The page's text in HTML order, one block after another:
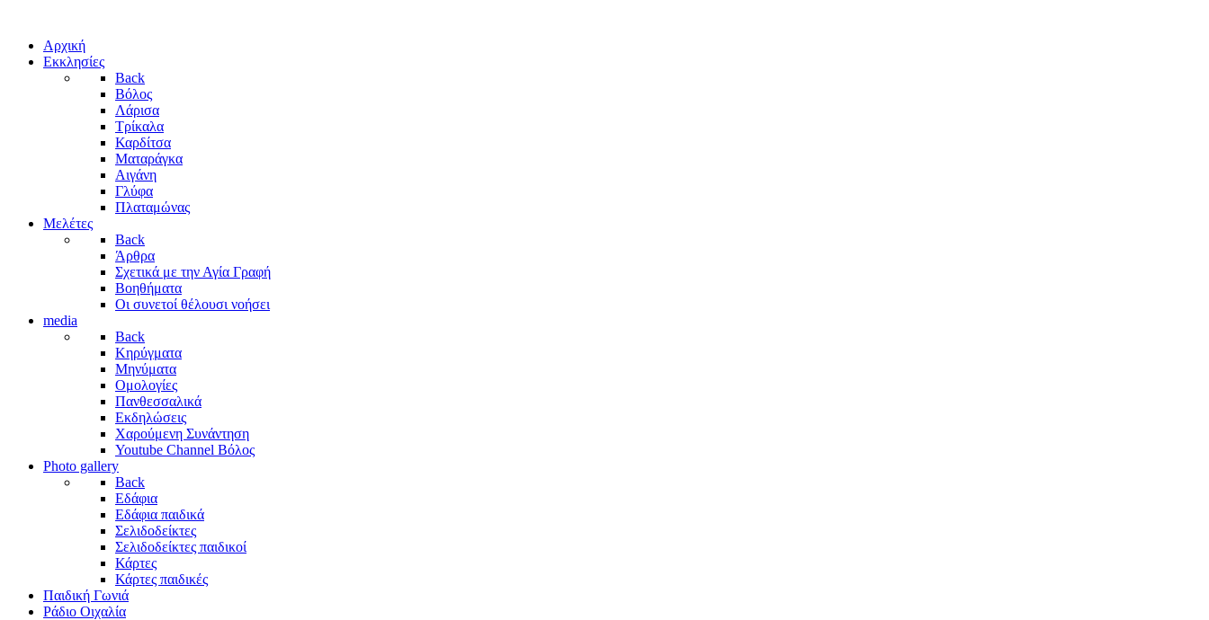
Αρχική
Εκκλησίες
Back
Βόλος
Λάρισα
Τρίκαλα
Καρδίτσα
Ματαράγκα
Αιγάνη
Γλύφα
Πλαταμώνας
Μελέτες
Back
Άρθρα
Σχετικά με την Αγία Γραφή
Βοηθήματα
Οι συνετοί θέλουσι νοήσει
media
Back
Κηρύγματα
Μηνύματα
Ομολογίες
Πανθεσσαλικά
Εκδηλώσεις
Χαρούμενη Συνάντηση
Youtube Channel Βόλος
Photo gallery
Back
Εδάφια
Εδάφια παιδικά
Σελιδοδείκτες
Σελιδοδείκτες παιδικοί
Κάρτες
Κάρτες παιδικές
Παιδική Γωνιά
Ράδιο Οιχαλία